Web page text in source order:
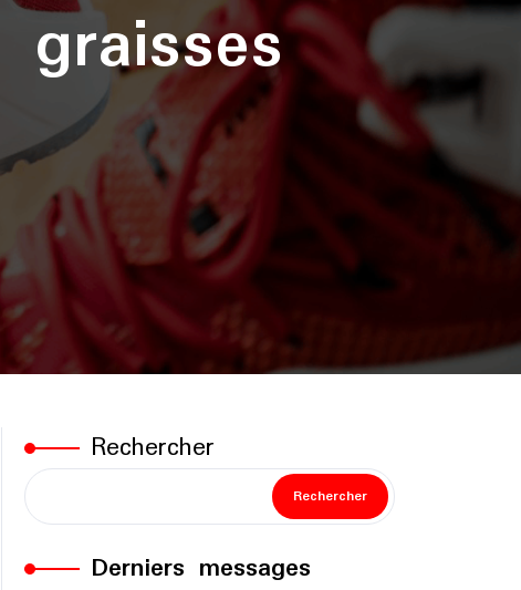
Rechercher
Rechercher
Derniers messages